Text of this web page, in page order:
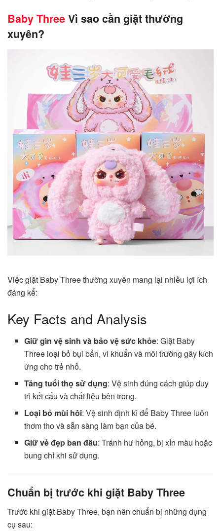
Baby ThreeVì sao cần giặt thường
xuyên?
Việc giặt Baby Three thường xuyên mang lại nhiều lợi ích
đáng kể:
Key Facts and Analysis
Giữ gìn vệ sinh và bảo vệ sức khỏe: Giặt Baby
Three loại bỏ bụi bẩn, vi khuẩn và môi trường gây kích
ứng cho trẻ nhỏ.
Tăng tuổi thọ sử dụng: Vệ sinh đúng cách giúp duy
trì kết cấu và chất liệu bên trong.
Loại bỏ mùi hôi: Vệ sinh định kì để Baby Three luôn
thơm tho và sẵn sàng làm bạn của bé.
Giữ vẻ đẹp ban đầu: Tránh hư hỏng, bị xỉn màu hoặc
bung chỉ khi sử dụng.
Chuẩn bị trước khi giặt Baby Three
Trước khi giặt Baby Three, bạn nên chuẩn bị những dụng
cụ sau: